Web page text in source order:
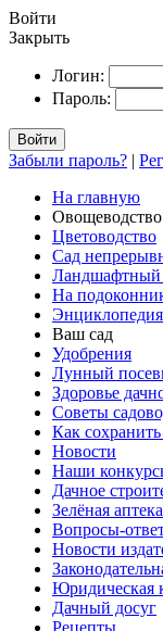
Войти
Закрыть
Логин:
Пароль:
Войти
Забыли пароль? |
На главную
Овощеводство
Цветоводство
Сад
Ландшафтный
На
Ваш сад
Удобрения
Лунный
Здоровье
Советы
Как
Новости
Наши
Дачное
Зелёная аптека
Вопросы-
Новости
Юридическая
Дачный досуг
Рецепты